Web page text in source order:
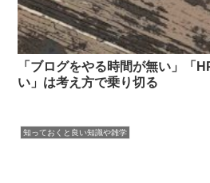
「ブログをやる時間が無い」「
い」は考え方で乗り切る
知っておくと良い知識や雑学